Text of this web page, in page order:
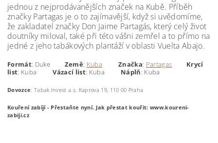
jednou z nejprodávanějších značek na Kubě. Příběh
značky Partagas je o to zajímavější, když si uvědomíme,
že zakladatel značky Don Jaime Partagás, který celý život
doutníky miloval, také při této vášni zemřel a to přímo na
jedné z jeho tabákových plantáží v oblasti Vuelta Abajo.
Formát: Duke Země: Kuba Značka: Partagas
Krycí
list: KubaVázací list: Kuba Náplň: Kuba
Dovozce: Tabak Invest a.s. Kaprova 19, 110 00 Praha
Kouření zabíjí - Přestaňte nyní. Jak přestat kouřit: www.koureni-
zabiji.cz